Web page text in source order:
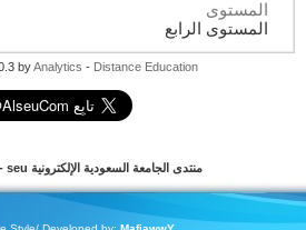
المستوى
المستوى الرابع
byAnalytics -Distance Education
منتدى الجامعة السعودية الإلكترونية seu -